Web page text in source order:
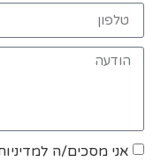
אני מסכים/ה